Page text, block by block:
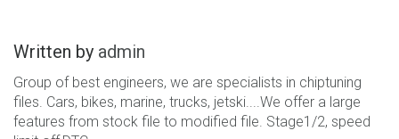
Written by admin
Group of best engineers, we are specialists in chiptuning
files. Cars, bikes, marine, trucks, jetski....We offer a large
features from stock file to modified file. Stage1/2, speed